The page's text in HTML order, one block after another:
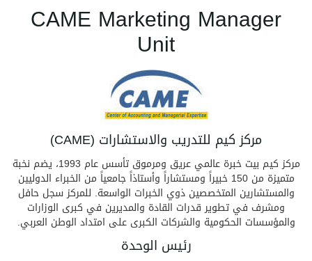
CAME Marketing Manager
Unit
مركز كيم للتدريب والاستشارات (CAME)
مركز كيم بيت خبرة عالمي عريق ومرموق تأسس عام 1993، يضم نخبة
متميزة من 150 خبيراً ومستشاراً وأستاذاً جامعياً من الخبراء الدوليين
والمستشارين المتخصصين ذوي الخبرات الواسعة. للمركز سجل حافل
ومشرف في تطوير قدرات القادة والمديرين في كبرى الوزارات
والمؤسسات الحكومية والشركات الكبرى على امتداد الوطن العربي.
رئيس الوحدة